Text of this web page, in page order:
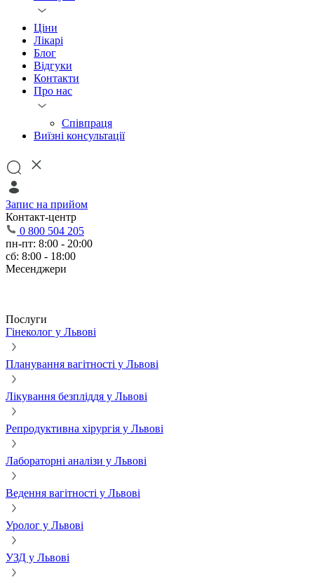
Ціни
Лікарі
Блог
Відгуки
Контакти
Про нас
Співпраця
Виїзні консультації
Запис на прийом
Контакт-центр
0 800 504 205
пн-пт: 8:00 - 20:00
сб: 8:00 - 18:00
Месенджери
Послуги
Гінеколог у Львові
Планування вагітності у Львові
Лікування безпліддя у Львові
Репродуктивна хірургія у Львові
Лабораторні аналізи у Львові
Ведення вагітності у Львові
Уролог у Львові
УЗД у Львові